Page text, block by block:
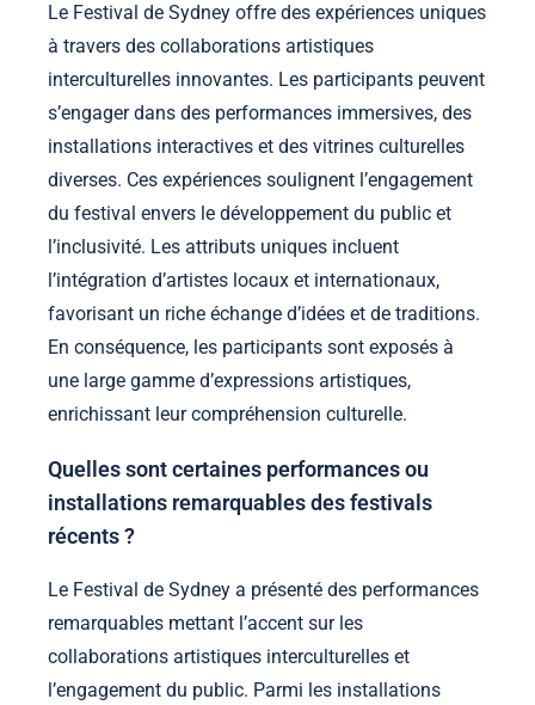
Le Festival de Sydney offre des expériences uniques
à travers des collaborations artistiques
interculturelles innovantes. Les participants peuvent
s’engager dans des performances immersives, des
installations interactives et des vitrines culturelles
diverses. Ces expériences soulignent l’engagement
du festival envers le développement du public et
l’inclusivité. Les attributs uniques incluent
l’intégration d’artistes locaux et internationaux,
favorisant un riche échange d’idées et de traditions.
En conséquence, les participants sont exposés à
une large gamme d’expressions artistiques,
enrichissant leur compréhension culturelle.
Quelles sont certaines performances ou
installations remarquables des festivals
récents ?
Le Festival de Sydney a présenté des performances
remarquables mettant l’accent sur les
collaborations artistiques interculturelles et
l’engagement du public. Parmi les installations